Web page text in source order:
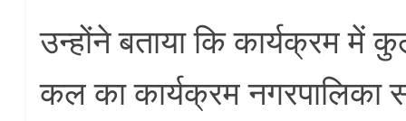
उन्होंने बताया कि कार्यक्रम
कल का कार्यक्रम नगरपालिका